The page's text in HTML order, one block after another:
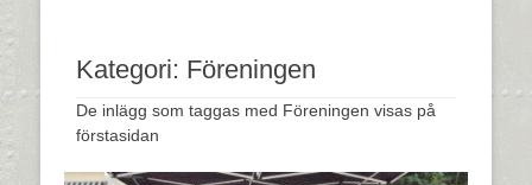
Kategori: Föreningen
De inlägg som taggas med Föreningen visas på
förstasidan